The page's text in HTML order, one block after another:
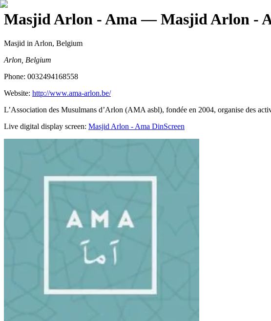
Masjid Arlon - Ama— Masjid Arlon -
Masjid in Arlon, Belgium
Arlon, Belgium
Phone: 0032494168558
Website: http://www.ama-arlon.be/
L’Association des Musulmans d’Arlon (AMA asbl), fondée en 2004, organise des
Live digital display screen: Masjid Arlon - Ama DinScreen